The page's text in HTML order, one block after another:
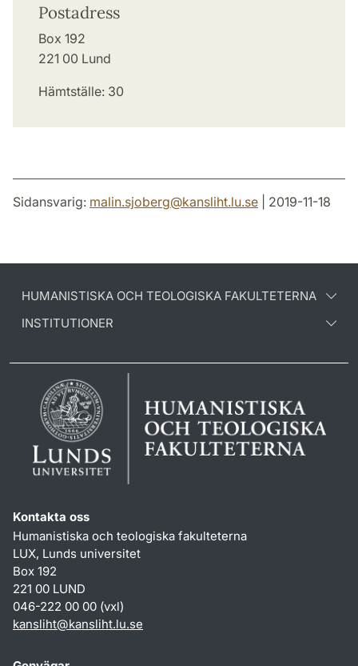
Postadress
Box 192
221 00 Lund
Hämtställe: 30
Sidansvarig: malin.sjoberg@kansliht.lu.se | 2019-11-18
HUMANISTISKA OCH TEOLOGISKA FAKULTETERNA
INSTITUTIONER
Kontakta oss
Humanistiska och teologiska fakulteterna
LUX, Lunds universitet
Box 192
221 00 LUND
046-222 00 00 (vxl)
kansliht@kansliht.lu.se